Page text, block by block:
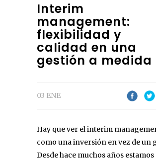
Interim
management:
flexibilidad y
calidad en una
gestión a medida
03 ENE
Hay que ver el interim
como una inversión en vez de un
Desde hace muchos años estamos